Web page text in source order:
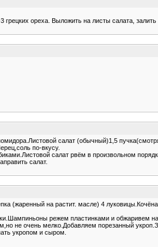
ореха. Выложить на листы салата,
салат (обычный)1,5
по-вкусу.
салат рвём в произвольном
салат.
(жаренный на растит. масле) 4
режем пластинками и обжаривем
не очень мелко.Добавляем порезанный
укропом и сыром.